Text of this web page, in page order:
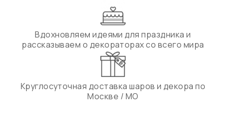
Вдохновляем идеями для праздника и
рассказываем о декораторах со всего мира
Круглосуточная доставка шаров и декора по
Москве / МО